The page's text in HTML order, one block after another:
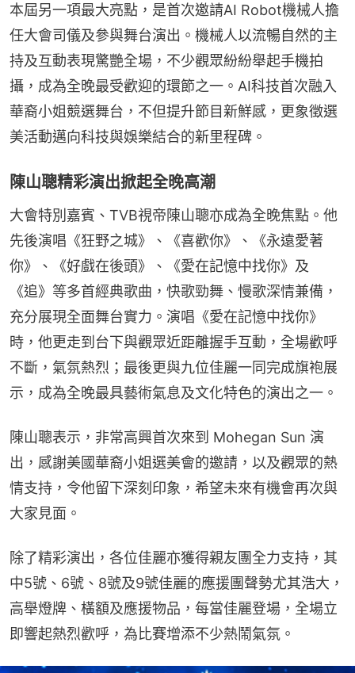
本屆另一項最大亮點，是首次邀請AI Robot機械人擔
任大會司儀及參與舞台演出。機械人以流暢自然的主
持及互動表現驚艷全場，不少觀眾紛紛舉起手機拍
攝，成為全晚最受歡迎的環節之一。AI科技首次融入
華裔小姐競選舞台，不但提升節目新鮮感，更象徵選
美活動邁向科技與娛樂結合的新里程碑。
陳山聰精彩演出掀起全晚高潮
大會特別嘉賓、TVB視帝陳山聰亦成為全晚焦點。他
先後演唱《狂野之城》、《喜歡你》、《永遠愛著
你》、《好戲在後頭》、《愛在記憶中找你》及
《追》等多首經典歌曲，快歌勁舞、慢歌深情兼備，
充分展現全面舞台實力。演唱《愛在記憶中找你》
時，他更走到台下與觀眾近距離握手互動，全場歡呼
不斷，氣氛熱烈；最後更與九位佳麗一同完成旗袍展
示，成為全晚最具藝術氣息及文化特色的演出之一。
陳山聰表示，非常高興首次來到 Mohegan Sun 演
出，感謝美國華裔小姐選美會的邀請，以及觀眾的熱
情支持，令他留下深刻印象，希望未來有機會再次與
大家見面。
除了精彩演出，各位佳麗亦獲得親友團全力支持，其
中5號、6號、8號及9號佳麗的應援團聲勢尤其浩大，
高舉燈牌、橫額及應援物品，每當佳麗登場，全場立
即響起熱烈歡呼，為比賽增添不少熱鬧氣氛。